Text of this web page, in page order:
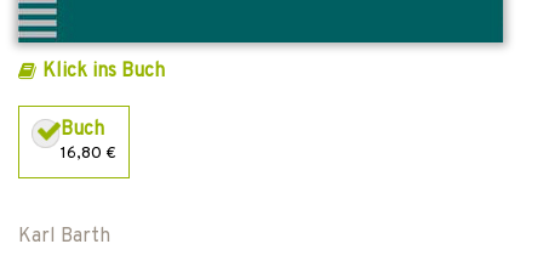
Klick ins Buch
Buch
16,80 €
Karl Barth